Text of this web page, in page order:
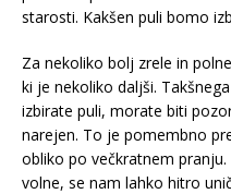
starosti. Kakšen puli bomo
Za nekoliko bolj zrele in
ki je nekoliko daljši.
izbirate puli, morate biti
narejen. To je pomembno
obliko po večkratnem
volne, se nam lahko hitro